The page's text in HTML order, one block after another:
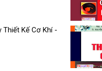
Thiết Kế Cơ Khí -